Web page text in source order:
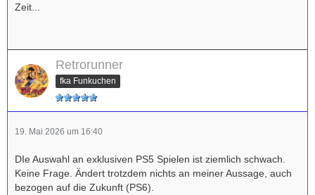
Zeit...
Retrorunner
fka Funkuchen
19. Mai 2026 um 16:40
DIe Auswahl an exklusiven PS5 Spielen ist ziemlich schwach.
Keine Frage. Ändert trotzdem nichts an meiner Aussage, auch
bezogen auf die Zukunft (PS6).